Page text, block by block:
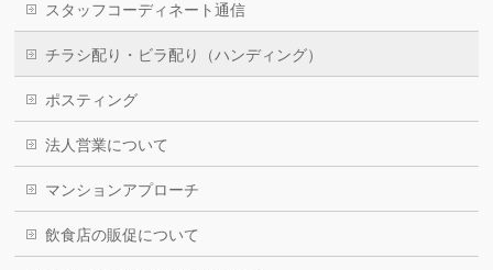
スタッフコーディネート通信
チラシ配り・ビラ配り（ハンディング）
ポスティング
法人営業について
マンションアプローチ
飲食店の販促について